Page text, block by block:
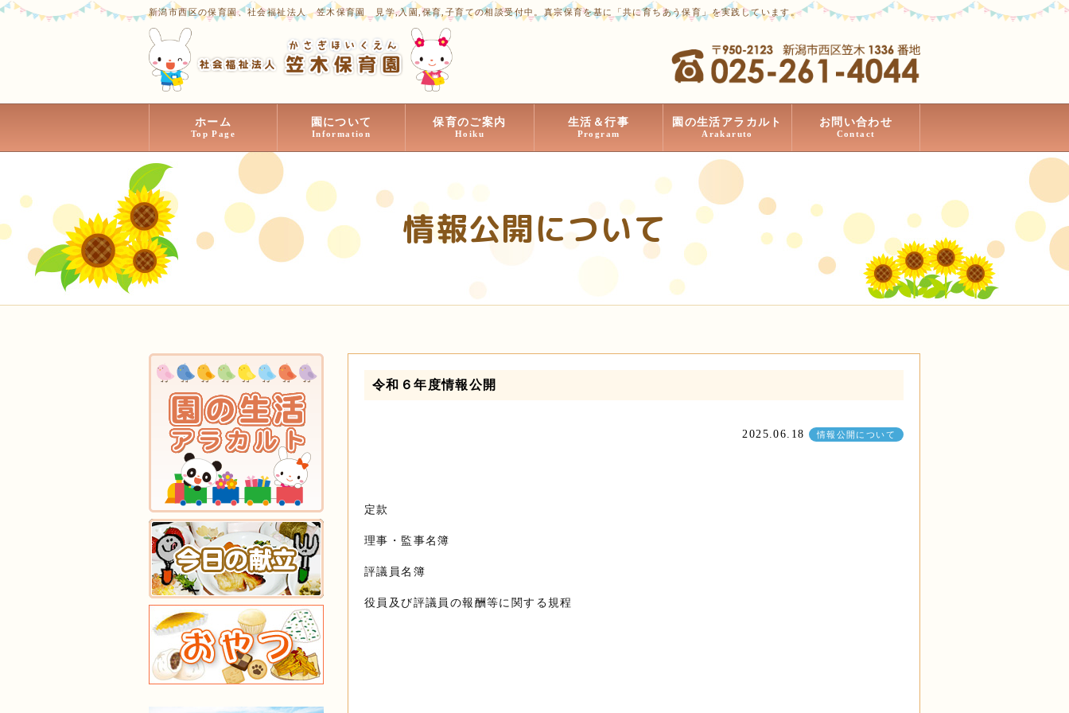
新潟市西区の保育園、社会福祉法人 笠木保育園 見学,入園,保育,子育ての相談受付中。真宗保育を基に「共に育ちあう保育」を実践しています。
ホーム
Top Page
園について
Information
保育のご案内
Hoiku
生活＆行事
Program
園の生活アラカルト
Arakaruto
お問い合わせ
Contact
情報公開について
令和６年度情報公開
2025.06.18 情報公開について
定款
理事・監事名簿
評議員名簿
役員及び評議員の報酬等に関する規程